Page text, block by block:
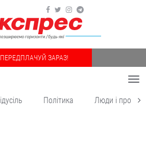
ПЕРЕДПЛАЧУЙ ЗАРАЗ!
Політика Люди і